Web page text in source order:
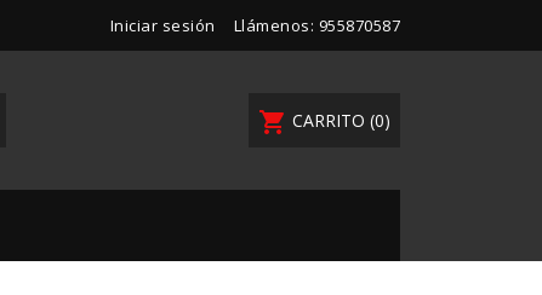
Iniciar sesión Llámenos: 955870587
shopping_cart CARRITO (0)